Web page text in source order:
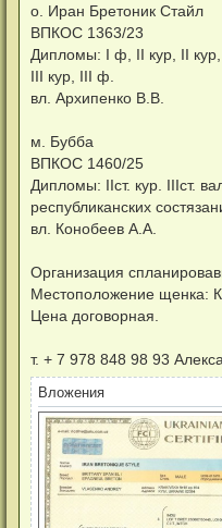
е
н
е
о. Иран Бретоник Стайл
ВПКОС 1363/23
Дипломы: I ф, II кур, II кур,
III кур, III ф.
вл. Архипенко В.В.
м. Бубба
ВПКОС 1460/25
Дипломы: IIст. кур. IIIст.
республиканских
вл. Конобеев А.А.
Организация
Местоположение щенка:
Цена договорная.
т. + 7 978 848 98 93
Вложения